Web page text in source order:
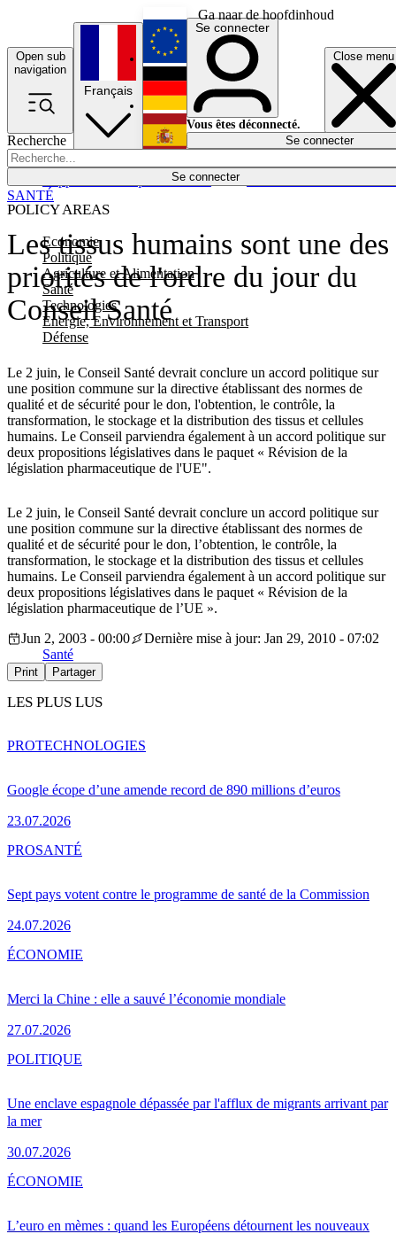
Ga naar de hoofdinhoud
Open sub
navigation
Close menu
Recherche
Se connecter
POLICY AREAS
Economie
Politique
Agriculture et Alimentation
Santé
Technologies
Energie, Environnement et Transport
Défense
Économie
Français
English
Deutsch
Español
Se connecter
Vous êtes déconnecté.
Se connecter
Les tissus humains sont une des
priorités de l'ordre du jour du
Conseil Santé
Le 2 juin, le Conseil Santé devrait conclure un accord politique sur
une position commune sur la directive établissant des normes de
qualité et de sécurité pour le don, l'obtention, le contrôle, la
transformation, le stockage et la distribution des tissus et cellules
humains. Le Conseil parviendra également à un accord politique sur
deux propositions législatives dans le paquet « Révision de la
législation pharmaceutique de l'UE".
SANTÉ
Le 2 juin, le Conseil Santé devrait conclure un accord politique sur
une position commune sur la directive établissant des normes de
qualité et de sécurité pour le don, l’obtention, le contrôle, la
transformation, le stockage et la distribution des tissus et cellules
humains. Le Conseil parviendra également à un accord politique sur
deux propositions législatives dans le paquet « Révision de la
législation pharmaceutique de l’UE ».
Jun 2, 2003 - 00:00
Dernière mise à jour: Jan 29, 2010 - 07:02
Santé
Print Partager
LES PLUS LUS
Google écope d’une amende record de 890 millions d’euros
23.07.2026
PROTECHNOLOGIES
Sept pays votent contre le programme de santé de la Commission
24.07.2026
PROSANTÉ
Merci la Chine : elle a sauvé l’économie mondiale
27.07.2026
ÉCONOMIE
Une enclave espagnole dépassée par l'afflux de migrants arrivant par
la mer
30.07.2026
POLITIQUE
L’euro en mèmes : quand les Européens détournent les nouveaux
ÉCONOMIE